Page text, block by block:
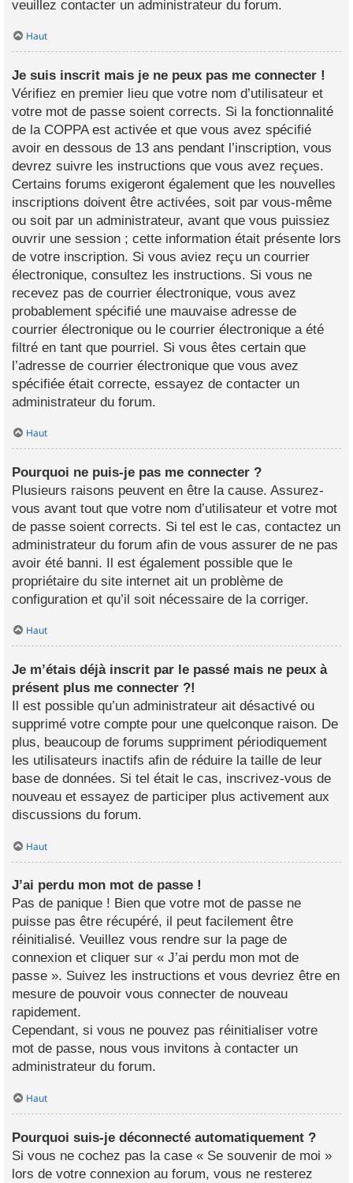
veuillez contacter un administrateur du forum.
Haut
Je suis inscrit mais je ne peux pas me connecter !
Vérifiez en premier lieu que votre nom d’utilisateur et
votre mot de passe soient corrects. Si la fonctionnalité
de la COPPA est activée et que vous avez spécifié
avoir en dessous de 13 ans pendant l’inscription, vous
devrez suivre les instructions que vous avez reçues.
Certains forums exigeront également que les nouvelles
inscriptions doivent être activées, soit par vous-même
ou soit par un administrateur, avant que vous puissiez
ouvrir une session ; cette information était présente lors
de votre inscription. Si vous aviez reçu un courrier
électronique, consultez les instructions. Si vous ne
recevez pas de courrier électronique, vous avez
probablement spécifié une mauvaise adresse de
courrier électronique ou le courrier électronique a été
filtré en tant que pourriel. Si vous êtes certain que
l’adresse de courrier électronique que vous avez
spécifiée était correcte, essayez de contacter un
administrateur du forum.
Haut
Pourquoi ne puis-je pas me connecter ?
Plusieurs raisons peuvent en être la cause. Assurez-
vous avant tout que votre nom d’utilisateur et votre mot
de passe soient corrects. Si tel est le cas, contactez un
administrateur du forum afin de vous assurer de ne pas
avoir été banni. Il est également possible que le
propriétaire du site internet ait un problème de
configuration et qu’il soit nécessaire de la corriger.
Haut
Je m’étais déjà inscrit par le passé mais ne peux à
présent plus me connecter ?!
Il est possible qu’un administrateur ait désactivé ou
supprimé votre compte pour une quelconque raison. De
plus, beaucoup de forums suppriment périodiquement
les utilisateurs inactifs afin de réduire la taille de leur
base de données. Si tel était le cas, inscrivez-vous de
nouveau et essayez de participer plus activement aux
discussions du forum.
Haut
J’ai perdu mon mot de passe !
Pas de panique ! Bien que votre mot de passe ne
puisse pas être récupéré, il peut facilement être
réinitialisé. Veuillez vous rendre sur la page de
connexion et cliquer sur « J’ai perdu mon mot de
passe ». Suivez les instructions et vous devriez être en
mesure de pouvoir vous connecter de nouveau
rapidement.
Cependant, si vous ne pouvez pas réinitialiser votre
mot de passe, nous vous invitons à contacter un
administrateur du forum.
Haut
Pourquoi suis-je déconnecté automatiquement ?
Si vous ne cochez pas la case « Se souvenir de moi »
lors de votre connexion au forum, vous ne resterez